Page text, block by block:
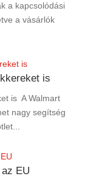
a kapcsolódási
a vásárlók
is
is A Walmart
nagy segítség
EU